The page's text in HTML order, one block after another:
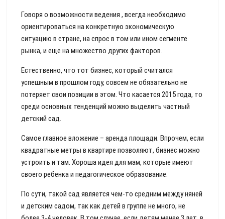
Говоря о возможности ведения , всегда необходимо
ориентироваться на конкретную экономическую
ситуацию в стране, на спрос в том или ином сегменте
рынка, и еще на множество других факторов.
Естественно, что тот бизнес, который считался
успешным в прошлом году, совсем не обязательно не
потеряет свои позиции в этом. Что касается 2015 года, то
среди основных тенденций можно выделить частный
детский сад.
Самое главное вложение – аренда площади. Впрочем, если
квадратные метры в квартире позволяют, бизнес можно
устроить и там. Хороша идея для мам, которые имеют
своего ребенка и педагогическое образование.
По сути, такой сад является чем-то средним между няней
и детским садом, так как детей в группе не много, не